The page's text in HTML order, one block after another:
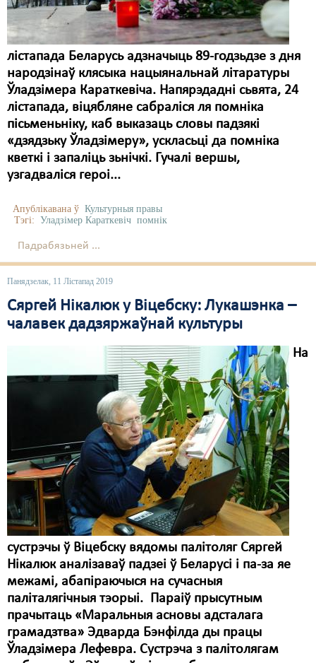
лістапада Беларусь адзначыць 89-годзьдзе з дня
народзінаў клясыка нацыянальнай літаратуры
Ўладзімера Караткевіча. Напярэдадні сьвята, 24
лістапада, віцябляне сабраліся ля помніка
пісьменьніку, каб выказаць словы падзякі
«дзядзьку Ўладзімеру», ускласьці да помніка
кветкі і запаліць зьнічкі. Гучалі вершы,
узгадваліся героі...
Апублікавана ў Культурныя правы
Тэгі: Уладзімер Караткевіч помнік
Падрабязьней ...
Панядзелак, 11 Лістапад 2019
Сяргей Нікалюк у Віцебску: Лукашэнка –
чалавек дадзяржаўнай культуры
На
сустрэчы ў Віцебску вядомы палітоляг Сяргей
Нікалюк аналізаваў падзеі ў Беларусі і па-за яе
межамі, абапіраючыся на сучасныя
паліталягічныя тэорыі. Параіў прысутным
прачытаць «Маральныя асновы адсталага
грамадзтва» Эдварда Бэнфілда ды працы
Ўладзімера Лефевра. Сустрэча з палітолягам